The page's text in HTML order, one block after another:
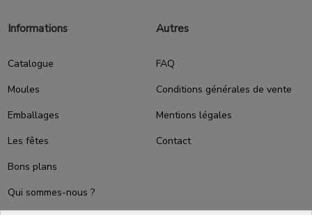
Informations
Catalogue
Moules
Emballages
Les fêtes
Bons plans
Qui sommes-nous ?
Autres
FAQ
Conditions générales de vente
Mentions légales
Contact